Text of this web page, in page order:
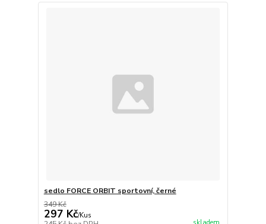
sedlo FORCE ORBIT sportovní, černé
349 Kč
297 Kč/Kus